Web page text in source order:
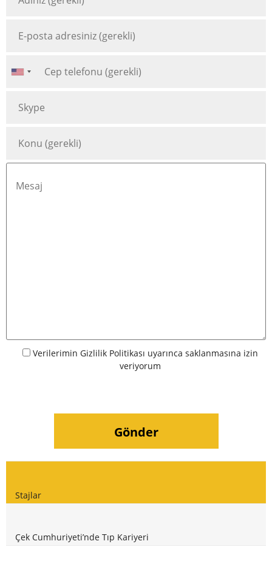
Verilerimin Gizlilik Politikası uyarınca saklanmasına izin
veriyorum
Stajlar
Çek Cumhuriyeti’nde Tıp Kariyeri